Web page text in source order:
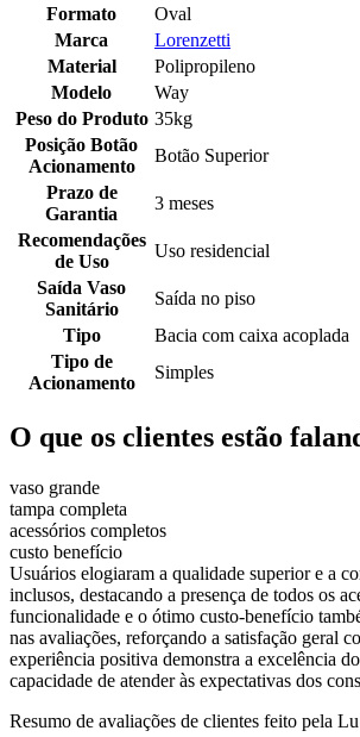
Formato
Oval
Marca
Lorenzetti
Material
Polipropileno
Modelo
Way
Peso do Produto 35kg
Posição Botão
Acionamento
Botão Superior
Prazo de
Garantia
3 meses
Recomendações
de Uso
Uso residencial
Saída Vaso
Sanitário
Saída no piso
Tipo
Bacia com caixa acoplada
Tipo de
Acionamento
Simples
O que os clientes estão
vaso grande
tampa completa
acessórios completos
custo benefício
Usuários elogiaram a qualidade superior e a
inclusos, destacando a presença de todos os
funcionalidade e o ótimo custo-benefício
nas avaliações, reforçando a satisfação geral
experiência positiva demonstra a excelência
capacidade de atender às expectativas dos
Resumo de avaliações de clientes feito pela Lu